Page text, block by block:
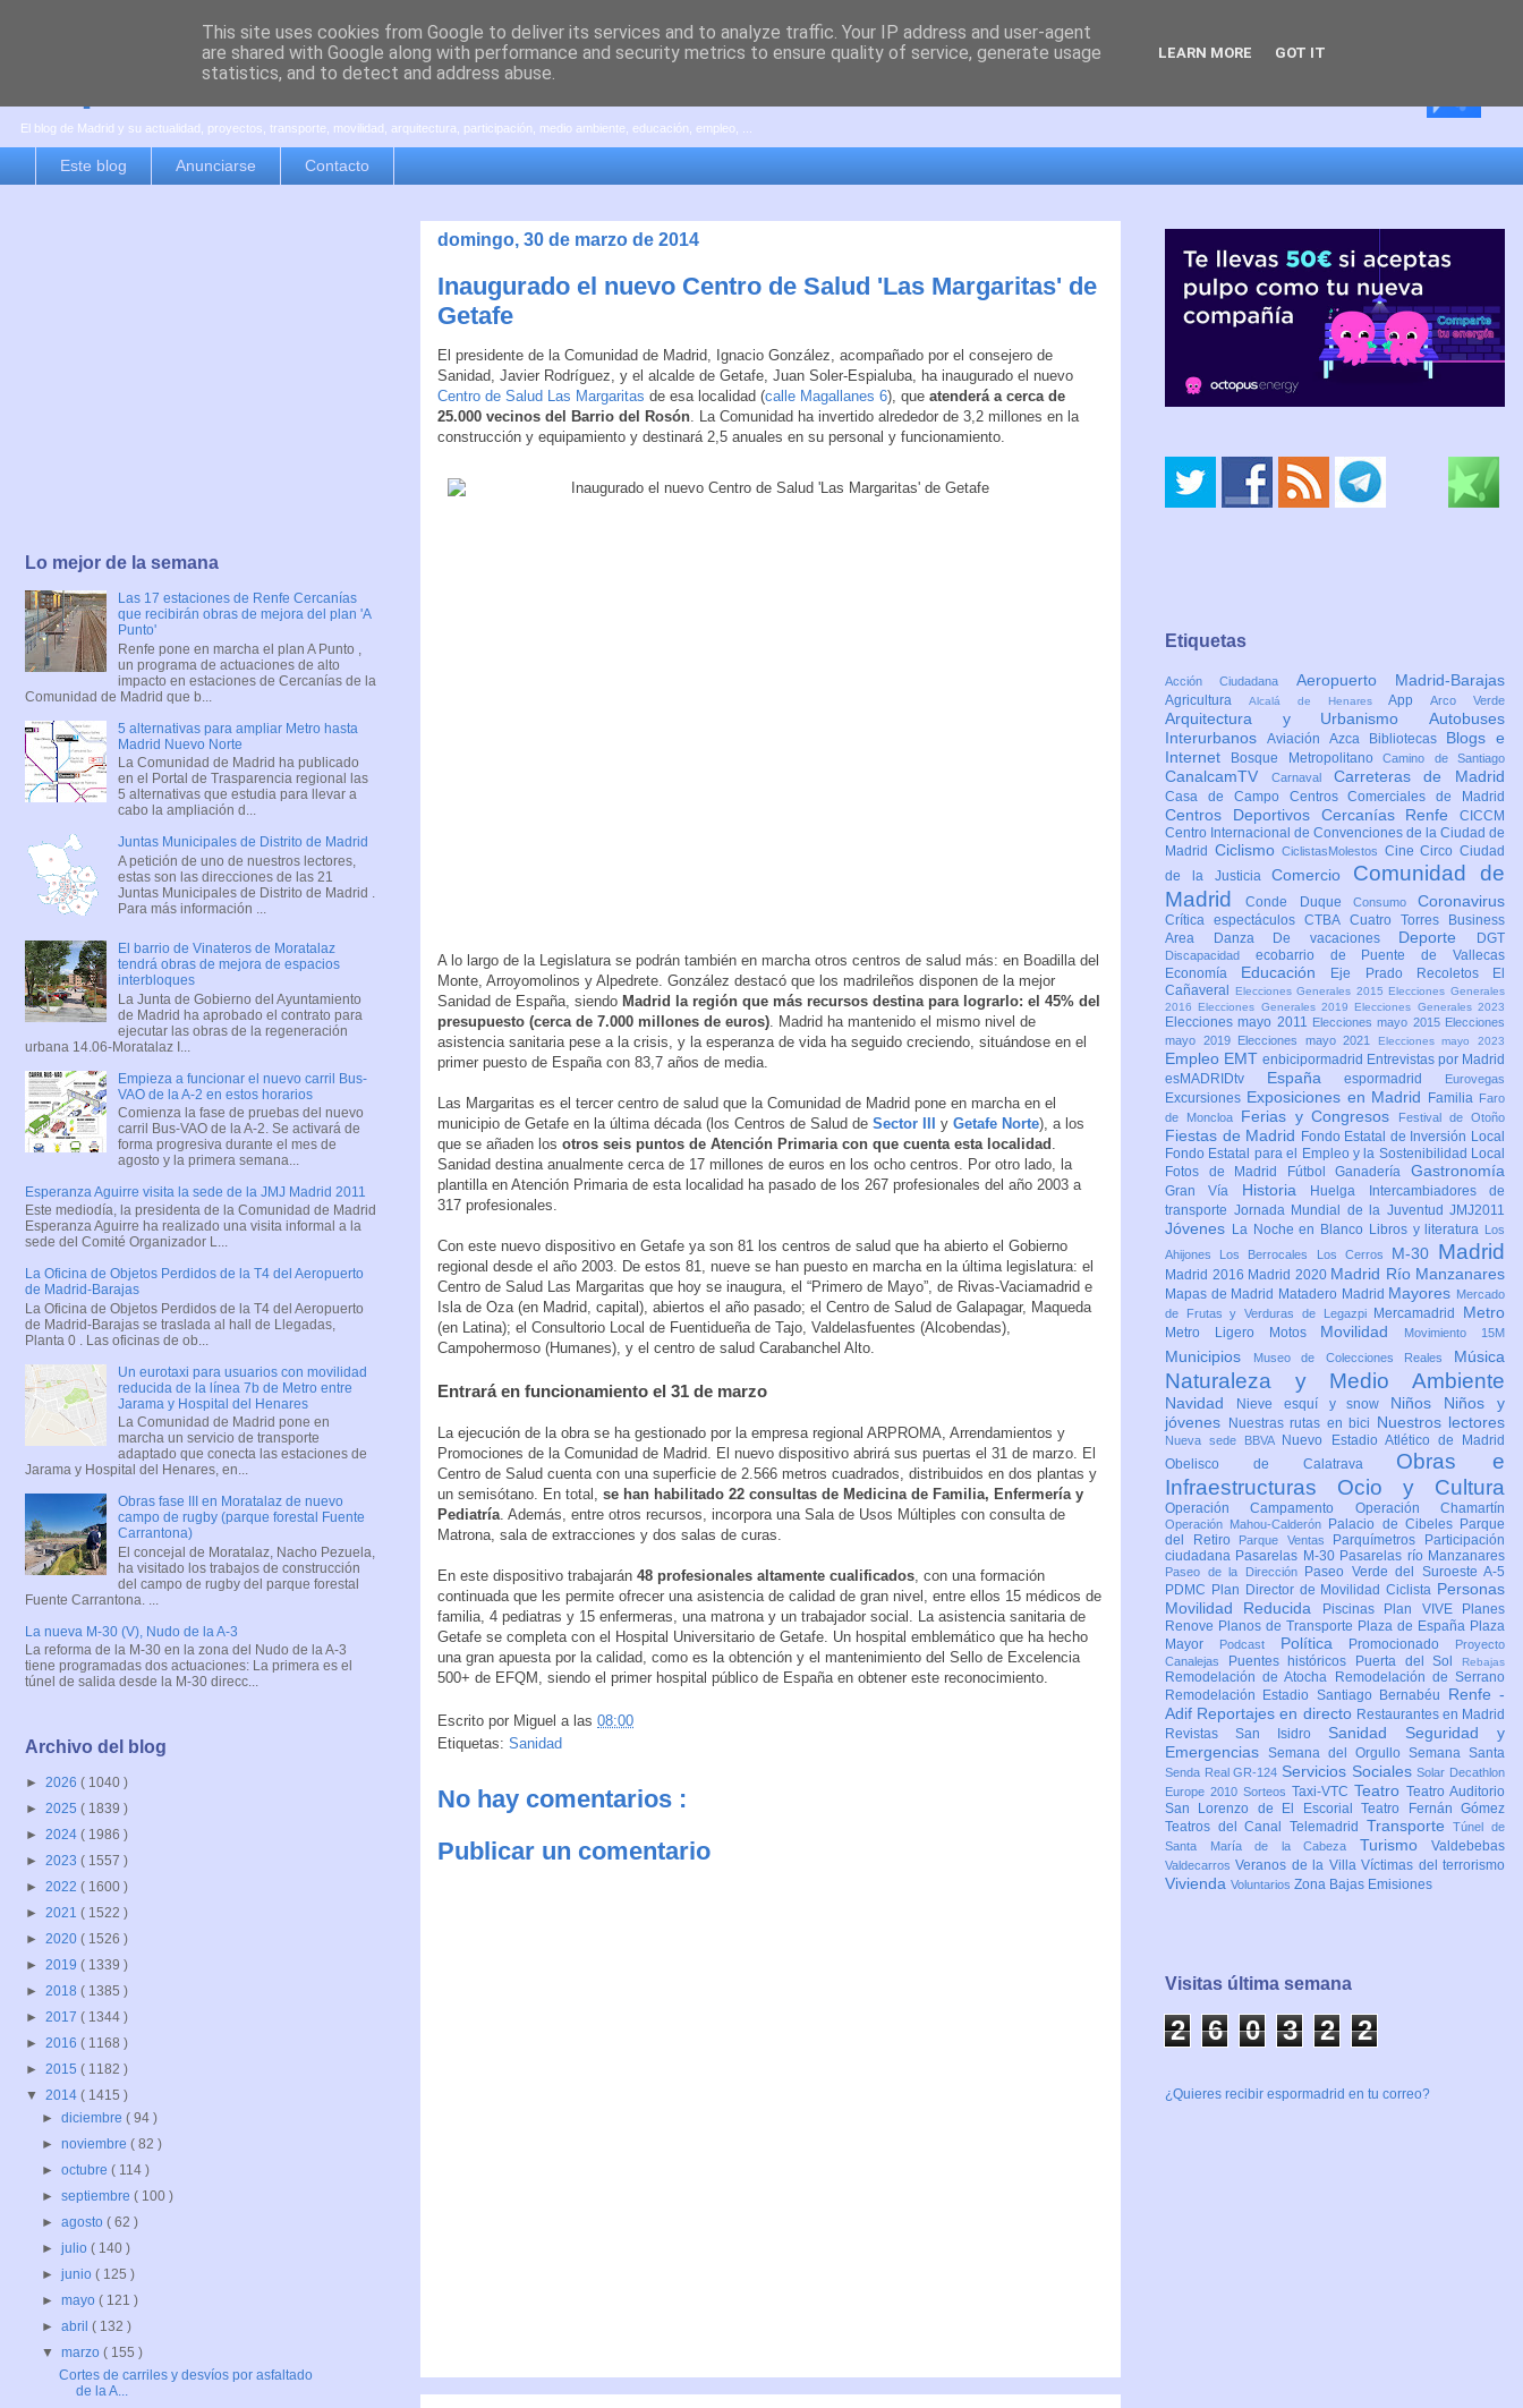
es por madrid
El blog de Madrid y su actualidad, proyectos, transporte, movilidad, arquitectura, participación, medio ambiente, educación, empleo, ...
Este blog Anunciarse Contacto
domingo, 30 de marzo de 2014
Inaugurado el nuevo Centro de Salud 'Las Margaritas' de
Getafe
El presidente de la Comunidad de Madrid, Ignacio González, acompañado por el consejero de
Sanidad, Javier Rodríguez, y el alcalde de Getafe, Juan Soler-Espialuba, ha inaugurado el nuevo
Centro de Salud Las Margaritas de esa localidad (calle Magallanes 6), que atenderá a cerca de
25.000 vecinos del Barrio del Rosón . La Comunidad ha invertido alrededor de 3,2 millones en la
construcción y equipamiento y destinará 2,5 anuales en su personal y funcionamiento.
A lo largo de la Legislatura se podrán también en marcha otros centros de salud más: en Boadilla del
Monte, Arroyomolinos y Alpedrete. González destacó que los madrileños disponen de la mejor
Sanidad de España, siendo Madrid la región que más recursos destina para lograrlo: el 45% del
presupuesto (cerca de 7.000 millones de euros) . Madrid ha mantenido el mismo nivel de
asistencia sanitaria pese a la crisis, y la esperanza de vida ha seguido creciendo, situándose en el
primer puesto de España con 83,7 años de media.
Las Margaritas es el tercer centro de salud que la Comunidad de Madrid pone en marcha en el
municipio de Getafe en la última década (los Centros de Salud de Sector III y Getafe Norte), a los
que se añaden los otros seis puntos de Atención Primaria con que cuenta esta localidad
Sanidad destina anualmente cerca de 17 millones de euros en los ocho centros. Por otro lado, la
plantilla en Atención Primaria de esta localidad ha pasado de los 267 profesionales del año 2003 a
317 profesionales.
Con este nuevo dispositivo en Getafe ya son 81 los centros de salud que ha abierto el Gobierno
regional desde el año 2003. De estos 81, nueve se han puesto en marcha en la última legislatura: el
Centro de Salud Las Margaritas que hoy se inaugura, el “Primero de Mayo”, de Rivas-Vaciamadrid e
Isla de Oza (en Madrid, capital), abiertos el año pasado; el Centro de Salud de Galapagar, Maqueda
(en Latina); el Consultorio Local de Fuentidueña de Tajo, Valdelasfuentes (Alcobendas),
Campohermoso (Humanes), y el centro de salud Carabanchel Alto.
Entrará en funcionamiento el 31 de marzo
La ejecución de la obra se ha gestionado por la empresa regional ARPROMA, Arrendamientos y
Promociones de la Comunidad de Madrid. El nuevo dispositivo abrirá sus puertas el 31 de marzo. El
Centro de Salud cuenta con una superficie de 2.566 metros cuadrados, distribuidos en dos plantas y
un semisótano. En total, se han habilitado 22 consultas de Medicina de Familia, Enfermería y
Pediatría . Además, entre otros recursos, incorpora una Sala de Usos Múltiples con consulta de
Matrona, sala de extracciones y dos salas de curas.
En este dispositivo trabajarán 48 profesionales altamente cualificados , con una formación
continuada que les permite ofrecer una asistencia de calidad de gran nivel, entre ellos 15 médicos de
familia, 4 pediatras y 15 enfermeras, una matrona y un trabajador social. La asistencia sanitaria de
Getafe se completa con el Hospital Universitario de Getafe. Un hospital emblemático que ha hecho
una gran apuesta por la calidad, como es la obtención y el mantenimiento del Sello de Excelencia
500+ de EFQM, siendo el primer hospital público de España en obtener este reconocimiento.
Escrito por Miguel a las 08:00
Etiquetas: Sanidad
No hay comentarios :
Publicar un comentario
Lo mejor de la semana
Las 17 estaciones de Renfe Cercanías
que recibirán obras de mejora del plan 'A
Punto'
Renfe pone en marcha el plan A Punto ,
un programa de actuaciones de alto
impacto en estaciones de Cercanías de la
Comunidad de Madrid que b...
5 alternativas para ampliar Metro hasta
Madrid Nuevo Norte
La Comunidad de Madrid ha publicado
en el Portal de Trasparencia regional las
5 alternativas que estudia para llevar a
cabo la ampliación d...
Juntas Municipales de Distrito de Madrid
A petición de uno de nuestros lectores,
estas son las direcciones de las 21
Juntas Municipales de Distrito de Madrid .
Para más información ...
El barrio de Vinateros de Moratalaz
tendrá obras de mejora de espacios
interbloques
La Junta de Gobierno del Ayuntamiento
de Madrid ha aprobado el contrato para
ejecutar las obras de la regeneración
urbana 14.06-Moratalaz I...
Empieza a funcionar el nuevo carril Bus-
VAO de la A-2 en estos horarios
Comienza la fase de pruebas del nuevo
carril Bus-VAO de la A-2. Se activará de
forma progresiva durante el mes de
agosto y la primera semana...
Esperanza Aguirre visita la sede de la JMJ Madrid 2011
Este mediodía, la presidenta de la Comunidad de Madrid
Esperanza Aguirre ha realizado una visita informal a la
sede del Comité Organizador L...
La Oficina de Objetos Perdidos de la T4 del Aeropuerto
de Madrid-Barajas
La Oficina de Objetos Perdidos de la T4 del Aeropuerto
de Madrid-Barajas se traslada al hall de Llegadas,
Planta 0 . Las oficinas de ob...
Un eurotaxi para usuarios con movilidad
reducida de la línea 7b de Metro entre
Jarama y Hospital del Henares
La Comunidad de Madrid pone en
marcha un servicio de transporte
adaptado que conecta las estaciones de
Jarama y Hospital del Henares, en...
Obras fase III en Moratalaz de nuevo
campo de rugby (parque forestal Fuente
Carrantona)
El concejal de Moratalaz, Nacho Pezuela,
ha visitado los trabajos de construcción
del campo de rugby del parque forestal
Fuente Carrantona. ...
La nueva M-30 (V), Nudo de la A-3
La reforma de la M-30 en la zona del Nudo de la A-3
tiene programadas dos actuaciones: La primera es el
túnel de salida desde la M-30 direcc...
Archivo del blog
► 2026 ( 1040 )
► 2025 ( 1839 )
► 2024 ( 1986 )
► 2023 ( 1557 )
► 2022 ( 1600 )
► 2021 ( 1522 )
► 2020 ( 1526 )
► 2019 ( 1339 )
► 2018 ( 1385 )
► 2017 ( 1344 )
► 2016 ( 1168 )
► 2015 ( 1182 )
▼ 2014 ( 1415 )
►diciembre( 94 )
►noviembre( 82 )
►octubre( 114 )
►septiembre( 100 )
►agosto( 62 )
►julio( 140 )
►junio( 125 )
►mayo( 121 )
►abril( 132 )
▼marzo( 155 )
Cortes de carriles y desvíos por asfaltado
de la A...
Etiquetas
Acción Ciudadana Aeropuerto Madrid-Barajas
Agricultura Alcalá de HenaresAppArco Verde
Arquitectura y Urbanismo Autobuses
Interurbanos Aviación Azca Bibliotecas Blogs e
Internet
Bosque MetropolitanoCamino de Santiago
CanalcamTV Carnaval Carreteras de Madrid
Casa de Campo Centros Comerciales de Madrid
Centros Deportivos Cercanías Renfe CICCM
Centro Internacional de Convenciones de la Ciudad de
Madrid CiclismoCiclistasMolestos CineCircoCiudad
de la JusticiaComercio Comunidad de
MadridConde Duque Consumo Coronavirus
Crítica espectáculosCTBA Cuatro Torres Business
Area
Danza De vacaciones Deporte DGT
Discapacidad ecobarrio de Puente de Vallecas
Economía Educación Eje Prado Recoletos
El
Cañaveral
Elecciones Generales 2015 Elecciones Generales
2016 Elecciones Generales 2019 Elecciones Generales 2023
Elecciones mayo 2011 Elecciones mayo 2015 Elecciones
mayo 2019
Elecciones mayo 2021 Elecciones mayo 2023
Empleo EMT enbicipormadrid Entrevistas por Madrid
esMADRIDtv Españaespormadrid Eurovegas
Excursiones Exposiciones en Madrid Familia Faro
de Moncloa
Ferias y Congresos Festival de Otoño
Fiestas de Madrid Fondo Estatal de Inversión Local
Fondo Estatal para el Empleo y la Sostenibilidad Local
Fotos de Madrid
FútbolGanaderíaGastronomía
Gran Vía Historia Huelga
Intercambiadores de
transporte Jornada Mundial de la Juventud JMJ2011
Jóvenes La Noche en Blanco Libros y literatura
Los
Ahijones
Los Berrocales Los Cerros M-30 Madrid
Madrid 2016 Madrid 2020 Madrid Río Manzanares
Mapas de Madrid Matadero Madrid Mayores Mercado
de Frutas y Verduras de Legazpi
Mercamadrid Metro
Metro Ligero Motos Movilidad Movimiento 15M
Municipios Museo de Colecciones Reales Música
Naturaleza y Medio Ambiente
Navidad Nieve esquí y snow Niños Niños y
jóvenes
Nuestras rutas en bici Nuestros lectores
Nueva sede BBVA
Nuevo Estadio Atlético de Madrid
Obelisco de Calatrava Obras e
Infraestructuras Ocio y Cultura
Operación Campamento Operación Chamartín
Operación Mahou-Calderón Palacio de Cibeles Parque
del Retiro
Parque Ventas Parquímetros
Participación
ciudadana Pasarelas M-30 Pasarelas río Manzanares
Paseo de la Dirección
Paseo Verde del Suroeste A-5
PDMC Plan Director de Movilidad Ciclista Personas
Movilidad Reducida
Piscinas Plan VIVE
Planes
Renove Planos de Transporte Plaza de España Plaza
Mayor
Podcast Política Promocionado
Proyecto
Canalejas
Puentes históricos Puerta del Sol Rebajas
Remodelación de Atocha
Remodelación de Serrano
Remodelación Estadio Santiago Bernabéu Renfe -
Adif Reportajes en directo Restaurantes en Madrid
Revistas San Isidro Sanidad Seguridad y
Emergencias Semana del Orgullo Semana Santa
Senda Real GR-124 Servicios SocialesSolar Decathlon
Europe 2010 Sorteos Taxi-VTC Teatro Teatro Auditorio
San Lorenzo de El EscorialTeatro Fernán Gómez
Teatros del Canal Telemadrid TransporteTúnel de
Santa María de la Cabeza Turismo Valdebebas
ValdecarrosVeranos de la VillaVíctimas del terrorismo
Vivienda Voluntarios Zona Bajas Emisiones
Visitas última semana
2 6 0 3 2 2
¿Quieres recibir espormadrid en tu correo?
This site uses cookies from Google to deliver its services and to analyze traffic. Your IP address and user-agent
are shared with Google along with performance and security metrics to ensure quality of service, generate usage
statistics, and to detect and address abuse.
LEARN MORE GOT IT